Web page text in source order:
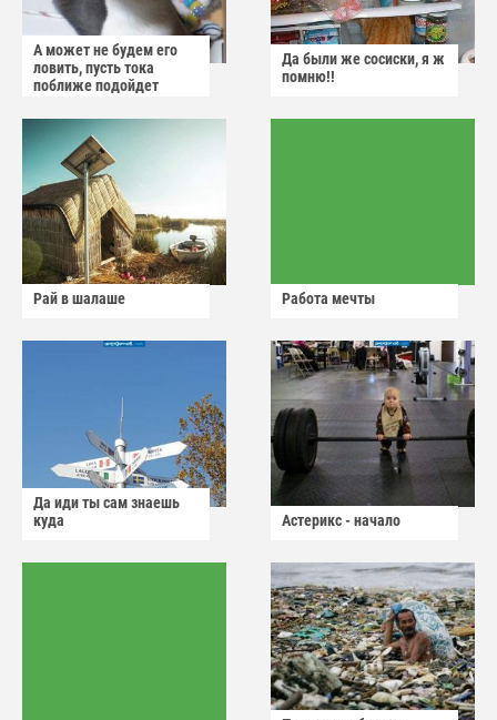
А может не будем его
ловить, пусть тока
поближе подойдет
Да были же сосиски, я ж
помню!!
Рай в шалаше Работа мечты
Да иди ты сам знаешь
куда
Астерикс - начало